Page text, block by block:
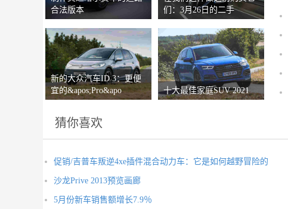
合法版本
们：3月26日的二手
新的大众汽车ID 3：更便
宜的&apos;Pro&apo
十大最佳家庭SUV 2021
猜你喜欢
促销/吉普车叛逆4xe插件混合动力车：它是如何越野冒险的
沙龙Prive 2013预览画廊
5月份新车销售额增长7.9％